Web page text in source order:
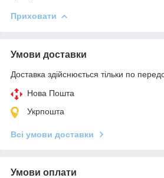
Приховати
Умови доставки
Доставка здійснюється тільки по
Нова Пошта
Укрпошта
Всі умови доставки
Умови оплати